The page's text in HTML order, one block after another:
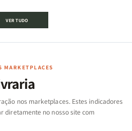
Jogo
|
de
|
VER TUDO
MARKETPLACES
nos marketplaces. Estes indicadores
diretamente no nosso site com